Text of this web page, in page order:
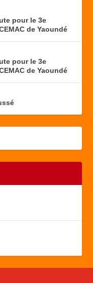
pour le 3e
de Yaoundé
pour le 3e
de Yaoundé